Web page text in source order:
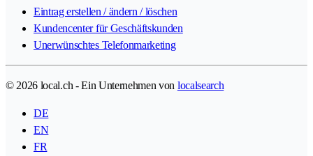
Eintrag erstellen / ändern / löschen
Kundencenter für Geschäftskunden
Unerwünschtes Telefonmarketing
© 2026 local.ch - Ein Unternehmen von localsearch
DE
EN
FR